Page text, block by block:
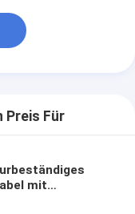
Preis Für
mit